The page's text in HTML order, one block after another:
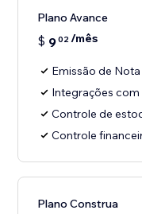
Plano Avance
$ 902/mês
Emissão de
Integrações
Controle de
Controle
Plano Construa